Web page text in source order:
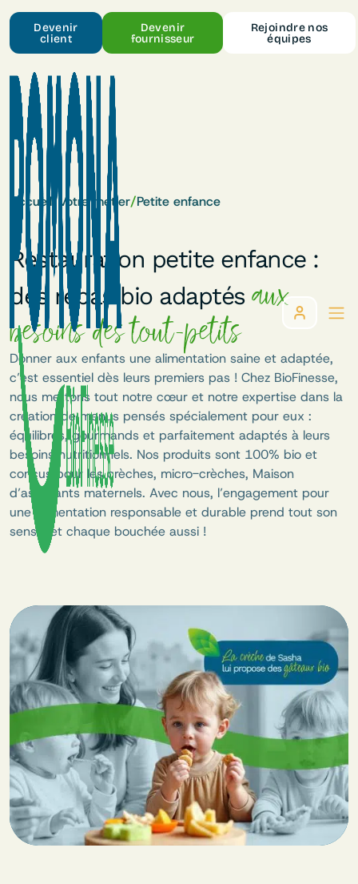
Devenir
client
Devenir
fournisseur
Rejoindre nos
équipes
Accueil / Votre métier/Petite enfance
Restauration petite enfance :
des repas bio adaptés aux
besoins des tout-petits
Donner aux enfants une alimentation saine et adaptée,
c’est essentiel dès leurs premiers pas ! Chez BioFinesse,
nous mettons tout notre cœur et notre expertise dans la
création de menus pensés spécialement pour eux :
équilibrés, gourmands et parfaitement adaptés à leurs
besoins nutritionnels. Nos produits sont 100% bio et
conçus pour les crèches, micro-crèches, Maison
d’assistants maternels. Avec nous, l’engagement pour
une alimentation responsable et durable prend tout son
sens... et chaque bouchée aussi !